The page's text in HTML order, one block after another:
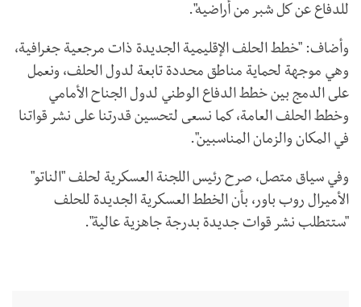
للدفاع عن كل شبر من أراضيه".
وأضاف: "خطط الحلف الإقليمية الجديدة ذات مرجعية جغرافية،
وهي موجهة لحماية مناطق محددة تابعة لدول الحلف، ونعمل
على الدمج بين خطط الدفاع الوطني لدول الجناح الأمامي
وخطط الحلف العامة، كما نسعى لتحسين قدرتنا على نشر قواتنا
في المكان والزمان المناسبين".
وفي سياق متصل، صرح رئيس اللجنة العسكرية لحلف "الناتو"
الأميرال روب باور، بأن الخطط العسكرية الجديدة للحلف
"ستتطلب نشر قوات جديدة بدرجة جاهزية عالية".